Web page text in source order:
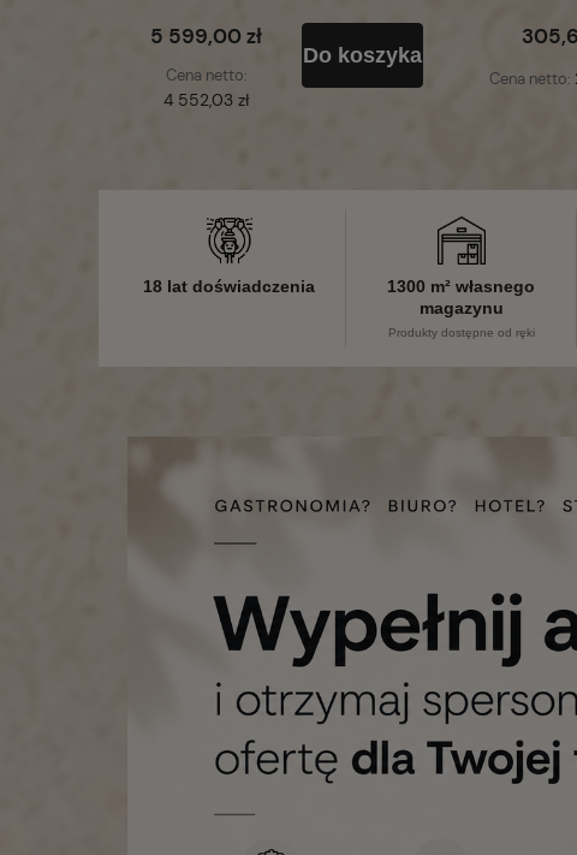
5 599,00 zł
Cena netto:
4 552,03 zł
Do koszyka
Cena netto:
18 lat doświadczenia
1300 m² własnego
magazynu
Produkty dostępne od ręki